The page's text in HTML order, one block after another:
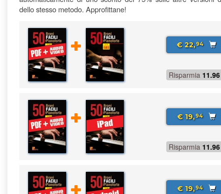
dello stesso metodo. Approfittane!
€ 22,94
Risparmia 11.96
€ 19,94
Risparmia 11.96
€ 19,94